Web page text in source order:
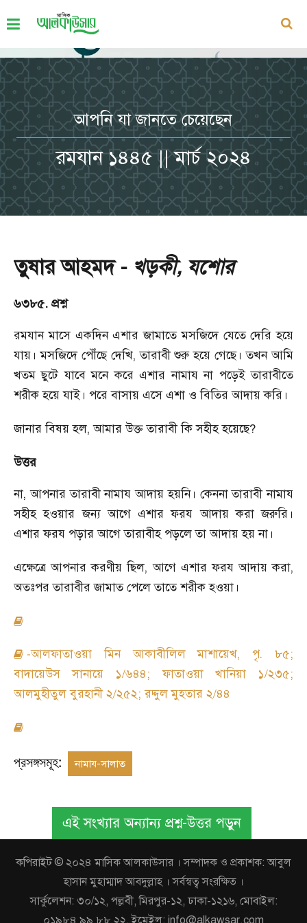
আপনি যা জানতে চেয়েছেন
রমযান ১৪৪৫ || মার্চ ২০২৪
তুষার আহমদ - খড়কী, যশোর
৬৩৮৫. প্রশ্ন
রমযান মাসে একদিন এশার জামাতে মসজিদে যেতে দেরি হয়ে
যায়। মসজিদে পৌঁছে দেখি,তারাবী শুরু হয়ে গেছে। তখন আমি
খতম ছুটে যাবে মনে করে এশার নামায না পড়েই তারাবীতে
শরীক হয়ে যাই। পরে বাসায় এসে এশা ও বিতির আদায় করি।
জানার বিষয় হল,আমার উক্ত তারাবী কি সহীহ হয়েছে?
উত্তর
না,আপনার তারাবী নামায আদায় হয়নি। কেননা তারাবী নামায
সহীহ হওয়ার জন্য আগে এশার ফরয আদায় করা জরুরি।
এশার ফরয পড়ার আগে তারাবীহ পড়লে তা আদায় হয় না।
এক্ষেত্রে আপনার করণীয় ছিল,আগে এশার ফরয আদায় করা,
অতঃপর তারাবীর জামাত পেলে তাতে শরীক হওয়া।
-আলফাতাওয়া মিন আকাবীলিল মাশায়েখ,পৃ. ৮৫;
বাদায়েউস সানায়ে ১/৬৪৪;ফাতাওয়া খানিয়া ১/২৩৫;
আলমুহীতুল বুরহানী ২/২৫২;রদ্দুল মুহতার ২/৪৪
প্রসঙ্গসমূহ: নামায-সালাত
এই সংখ্যার অন্যান্য প্রশ্ন-উত্তর পড়ুন
কপিরাইট © ২০২৪ মাসিক আলকাউসার । সম্পাদক ও প্রকাশক: আবুল
হাসান মুহাম্মাদ আবদুল্লাহ । সর্বস্বত্ব সংরক্ষিত ।
সার্কুলেশন: ৩০/১২, পল্লবী, মিরপুর-১২, ঢাকা-১২১৬, মোবাইল:
০১৯৮৪ ৯৯ ৮৮ ২২, ইমেইল: info@alkawsar.com